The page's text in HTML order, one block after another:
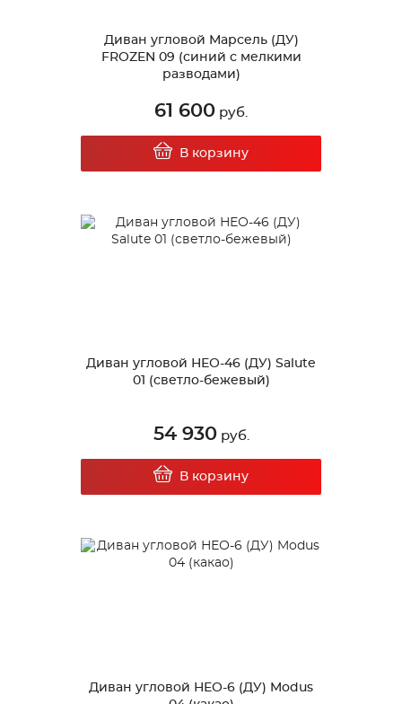
Диван угловой Марсель (ДУ)
FROZEN 09 (синий с мелкими
разводами)
61 600 руб.
В корзину
Диван угловой НЕО-46 (ДУ) Salute
01 (светло-бежевый)
54 930руб.
В корзину
Диван угловой НЕО-6 (ДУ) Modus